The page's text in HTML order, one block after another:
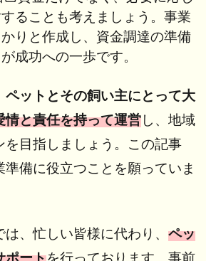
ることも考えましょう。事業
りと作成し、資金調達の準備
成功への一歩です。
ペットとその飼い主にとって大
情と責任を持って運営し、地域
を目指しましょう。この記事
準備に役立つことを願っていま
、忙しい皆様に代わり、 ペッ
ポートを行っております。事前